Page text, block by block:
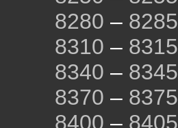
8280 – 8285
8310 – 8315
8340 – 8345
8370 – 8375
8400 – 8405